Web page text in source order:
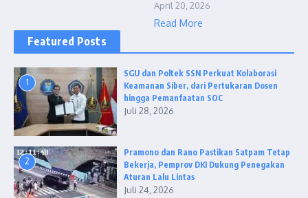
April 20, 2026
Read More
Featured Posts
1
SGU dan Poltek SSN Perkuat Kolaborasi
Keamanan Siber, dari Pertukaran Dosen
hingga Pemanfaatan SOC
Juli 28, 2026
2
Pramono dan Rano Pastikan Satpam Tetap
Bekerja, Pemprov DKI Dukung Penegakan
Aturan Lalu Lintas
Juli 24, 2026